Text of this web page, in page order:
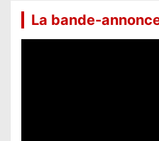
La bande-